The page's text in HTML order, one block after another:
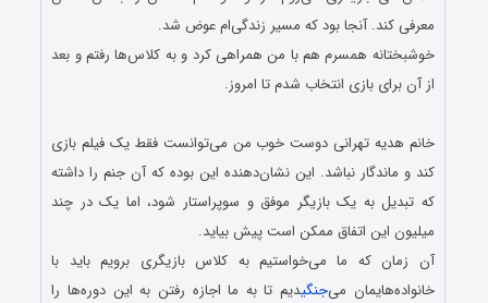
معرفی کند. آنجا بود که مسیر زندگی‌ام عوض شد.
خوشبختانه همسرم هم با من همراهی کرد و به کلاس‌ها رفتم و بعد
از آن برای بازی انتخاب شدم تا امروز.
خانم هدیه تهرانی دوست خوب من می‌توانست فقط یک فیلم بازی
کند و ماندگار نباشد. این نشان‌دهنده این بوده که آن جنم را داشته
که تبدیل به یک بازیگر موفق و سوپراستار شود، اما یک در چند
میلیون این اتفاق ممکن است پیش بیاید.
آن زمان که ما می‌خواستیم به کلاس بازیگری برویم باید با
خانواده‌هایمان می‌جنگیدیم تا به ما اجازه رفتن به این دوره‌ها را